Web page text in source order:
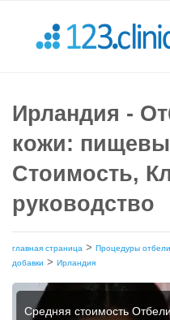
Ирландия -
кожи:
Стоимость,
руководство
главная страница > Процедуры
добавки > Ирландия
Средняя стоимость